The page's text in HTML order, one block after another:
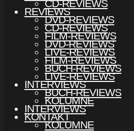
CD-REVIEWS
DVD-REVIEWS
FILM-REVIEWS
LIVE-REVIEWS
BUCH-REVIEWS
INTERVIEWS
KOLUMNE
KONTAKT
REVIEWS
CD-REVIEWS
DVD-REVIEWS
FILM-REVIEWS
LIVE-REVIEWS
BUCH-REVIEWS
INTERVIEWS
KOLUMNE